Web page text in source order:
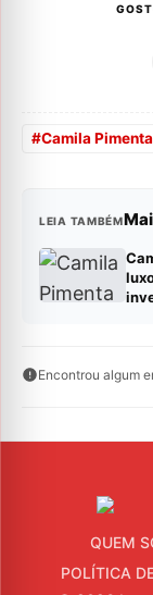
#Camila Pimenta
LEIA TAMBÉM
Encontrou algum
QUEM
POLÍTICA